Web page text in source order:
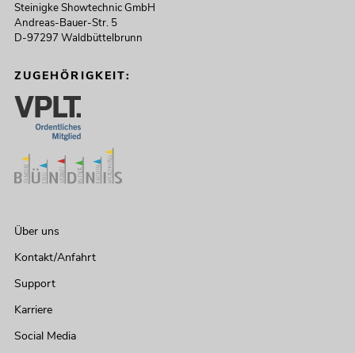
Steinigke Showtechnic GmbH
Andreas-Bauer-Str. 5
D-97297 Waldbüttelbrunn
ZUGEHÖRIGKEIT:
Über uns
Kontakt/Anfahrt
Support
Karriere
Social Media